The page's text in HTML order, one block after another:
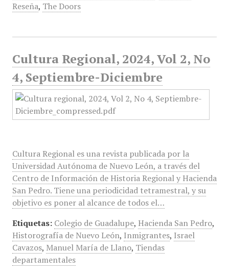
Reseña, The Doors
Cultura Regional, 2024, Vol 2, No
4, Septiembre-Diciembre
Cultura Regional es una revista publicada por la
Universidad Autónoma de Nuevo León, a través del
Centro de Información de Historia Regional y Hacienda
San Pedro. Tiene una periodicidad tetramestral, y su
objetivo es poner al alcance de todos el…
Etiquetas: Colegio de Guadalupe, Hacienda San Pedro,
Historografía de Nuevo León, Inmigrantes, Israel
Cavazos, Manuel María de Llano, Tiendas
departamentales